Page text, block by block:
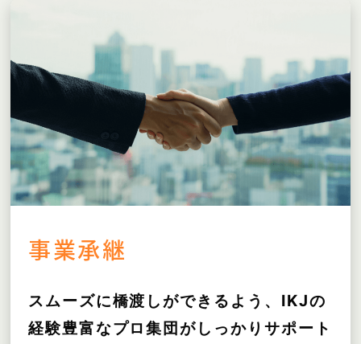
事業承継
スムーズに橋渡しができるよう、IKJの
経験豊富なプロ集団がしっかりサポート